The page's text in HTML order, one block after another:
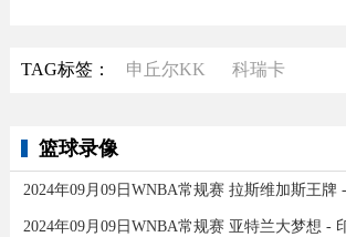
TAG标签： 申丘尔KK 科瑞卡
篮球录像
2024年09月09日WNBA常规赛 亚特兰大梦想 -